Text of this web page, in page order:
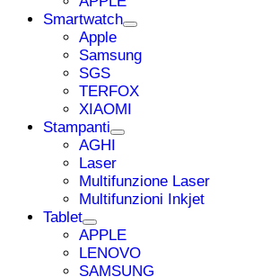
Smartwatch
Apple
Samsung
SGS
TERFOX
XIAOMI
Stampanti
AGHI
Laser
Multifunzione Laser
Multifunzioni Inkjet
Tablet
APPLE
LENOVO
SAMSUNG